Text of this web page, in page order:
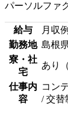
パーソルファ
給与 月収例
勤務地 島根
寮・社
宅
あり
仕事内
容
コン
/ 交替